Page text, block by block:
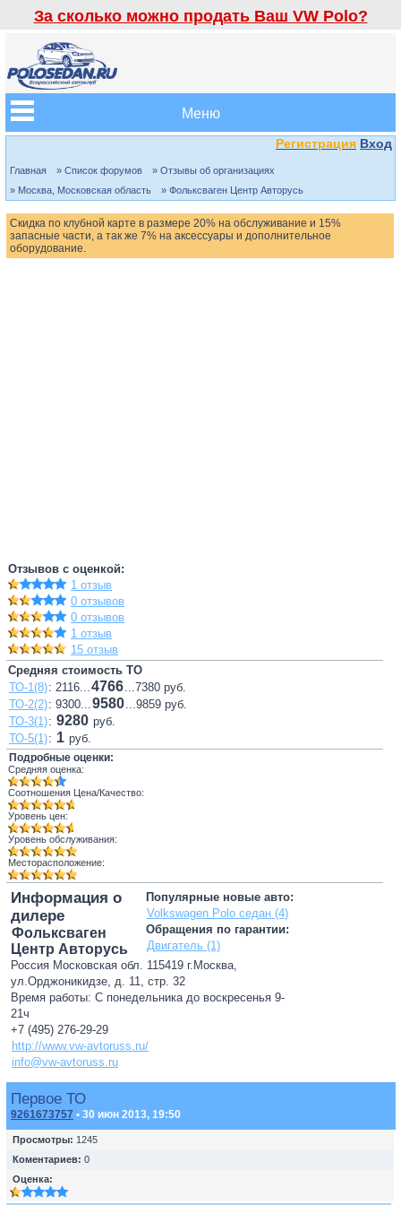
За сколько можно продать Ваш VW Polo?
Меню
Регистрация Вход
Главная » Список форумов
» Отзывы об организациях
» Москва, Московская область
» Фольксваген Центр Авторусь
Скидка по клубной карте в размере 20% на обслуживание и 15%
запасные части, а так же 7% на аксессуары и дополнительное
оборудование.
Отзывов с оценкой:
1 отзыв
0 отзывов
0 отзывов
1 отзыв
15 отзыв
Средняя стоимость ТО
ТО-1(8): 2116...4766...7380 руб.
ТО-2(2): 9300...9580...9859 руб.
ТО-3(1): 9280 руб.
ТО-5(1): 1 руб.
Подробные оценки:
Средняя оценка:
Соотношения Цена/Качество:
Уровень цен:
Уровень обслуживания:
Месторасположение:
Популярные новые авто:
Volkswagen Polo седан (4)
Обращения по гарантии:
Двигатель (1)
Информация о
дилере
Фольксваген
Центр Авторусь
Россия Московская обл. 115419 г.Москва,
ул.Орджоникидзе, д. 11, стр. 32
Время работы: С понедельника до воскресенья 9-
21ч
+7 (495) 276-29-29
http://www.vw-avtoruss.ru/
info@vw-avtoruss.ru
Первое ТО
9261673757 • 30 июн 2013, 19:50
Просмотры: 1245
Коментариев: 0
Оценка: